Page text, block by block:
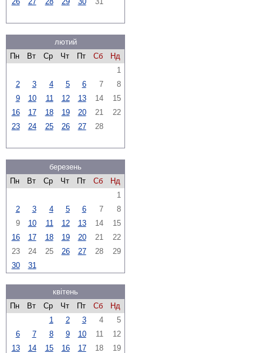
лютий
Пн
Вт Ср Чт Пт Сб
Нд
1
2
3 4 5 6 7
8
9
10 11 12 13 14
15
16
17 18 19 20 21
22
23
24 25 26 27 28
березень
Пн
Вт Ср Чт Пт Сб
Нд
1
2
3 4 5 6 7
8
9
10 11 12 13 14
15
16
17 18 19 20 21
22
23
24 25 26 27 28
29
30
31
квітень
Пн
Вт Ср Чт Пт Сб
Нд
1
2 3 4
5
6
7 8 9 10 11
12
13
14 15 16 17 18
19